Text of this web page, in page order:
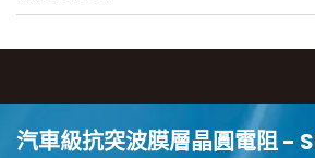
汽車級抗突波膜層晶圓電阻 -